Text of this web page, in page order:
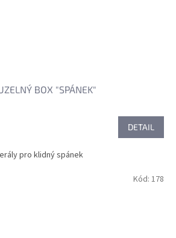
BOX "SPÁNEK"
DETAIL
pro klidný spánek
Kód: 178